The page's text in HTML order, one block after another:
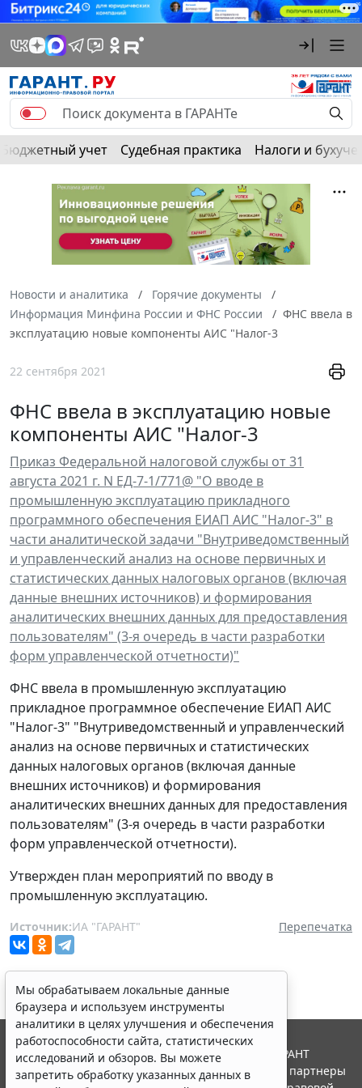
Бюджетный учет Судебная практика Налоги и
Новости и аналитика
Горячие документы
Информация Минфина России и ФНС России
ФНС ввела в
эксплуатацию новые компоненты АИС "Налог-3
22 сентября 2021
ФНС ввела в эксплуатацию новые
компоненты АИС "Налог-3
Приказ Федеральной налоговой службы от 31
августа 2021 г. N ЕД-7-1/771@ "О вводе в
промышленную эксплуатацию прикладного
программного обеспечения ЕИАП АИС "Налог-3" в
части аналитической задачи "Внутриведомственный
и управленческий анализ на основе первичных и
статистических данных налоговых органов (включая
данные внешних источников) и формирования
аналитических внешних данных для предоставления
пользователям" (3-я очередь в части разработки
форм управленческой отчетности)"
ФНС ввела в промышленную эксплуатацию
прикладное программное обеспечение ЕИАП АИС
"Налог-3" "Внутриведомственный и управленческий
анализ на основе первичных и статистических
данных налоговых органов (включая данные
внешних источников) и формирования
аналитических внешних данных для предоставления
пользователям" (3-я очередь в части разработки
форм управленческой отчетности).
Утвержден план мероприятий по вводу в
промышленную эксплуатацию.
Источник:ИА "ГАРАНТ" Перепечатка
Мы обрабатываем локальные данные
браузера и используем инструменты
аналитики в целях улучшения и обеспечения
работоспособности сайта, статистических
исследований и обзоров. Вы можете
запретить обработку указанных данных в
© ООО "НПП "ГАРАНТ-СЕРВИС", 2026. Система ГАРАНТ
выпускается с 1990 года. Компания "Гарант" и ее партнеры